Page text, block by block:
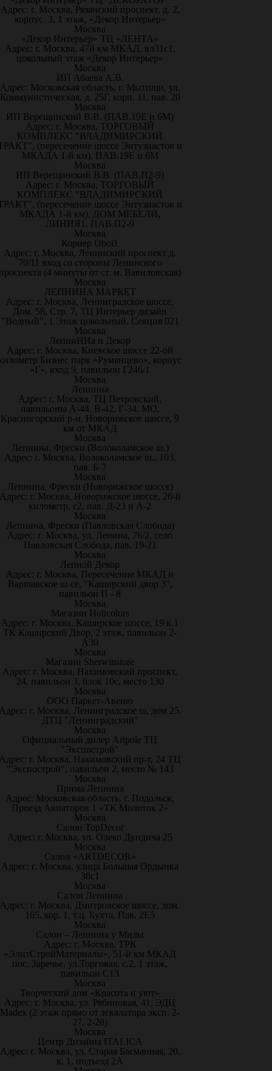
Адрес: г. Москва, Рязанский проспект, д. 2,
корпус. 3, 1 этаж, «Декор Интерьер»
Москва
«Декор Интерьер» ТЦ «ЛЕНТА»
Адрес: г. Москва, 47й км МКАД, вл31с1,
цокольный этаж «Декор Интерьер»
Москва
ИП Абаева А.В.
Адрес: Московская область, г. Мытищи, ул.
Коммунистическая, д. 25Г, корп. 11, пав. 20
Москва
ИП Верещинский В.В. (ПАВ.19Е и 6М)
Адрес: г. Москва, ТОРГОВЫЙ
КОМПЛЕКС "ВЛАДИМИРСКИЙ
(пересечение шоссе Энтузиастов и
МКАДА 1-й км), ПАВ.19Е и 6М
Москва
ИП Верещинский В.В. (ПАВ.П2-9)
Адрес: г. Москва, ТОРГОВЫЙ
КОМПЛЕКС "ВЛАДИМИРСКИЙ
(пересечение шоссе Энтузиастов и
МКАДА 1-й км), ДОМ МЕБЕЛИ,
ЛИНИЯ1, ПАВ.П2-9
Москва
Корнер Oboi1
Адрес: г. Москва, Ленинский проспект д.
70/11 вход со стороны Ленинского
(4 минуты от ст. м. Вавиловская)
Москва
ЛЕПНИНА МАРКЕТ
Адрес: г. Москва, Ленинградское шоссе,
Дом. 58, Стр. 7, ТЦ Интерьер дизайн
"Водный", 1 Этаж цокольный, Секция 021
Москва
ЛепниННа и Декор
Адрес: г. Москва, Киевское шоссе 22-ой
Бизнес парк «Румянцево», корпус
«Г», вход 9, павильон Г246/1
Москва
Лепнина
Адрес: г. Москва, ТЦ Петровский,
павильоны А-44, В-42, Г-34. МО,
Красногорский р-н, Новорижское шоссе, 9
км от МКАД
Москва
Лепнина, Фрески (Волоколамское ш.)
Адрес: г. Москва, Волоколамское ш., 103,
пав. Б-7
Москва
Лепнина, Фрески (Новорижское шоссе)
г. Москва, Новорижское шоссе, 26-й
километр, с2, пав. Д-23 и А-2
Москва
Лепнина, Фрески (Павловская Слобода)
Адрес: г. Москва, ул. Ленина, 76/2, село
Павловская Слобода, пав. 19-21
Москва
Лепной Декор
Адрес: г. Москва, Пересечение МКАД и
Варшавское ш-се, "Каширский двор 3",
павильон П - 8
Москва
Магазин Holicolors
Адрес: г. Москва, Каширское шоссе, 19 к.1
ТК Каширский Двор, 2 этаж, павильон 2-
А30
Москва
Магазин Sherwinstore
Адрес: г. Москва, Нахимовский проспект,
24, павильон 3, блок 10с, место 130
Москва
ООО Паркет-Авeню
г. Москва, Ленинградское ш, дом 25.
ДТЦ "Ленинградский"
Москва
Официальный дилер Artpole ТЦ
"Экспострой"
г. Москва, Нахимовский пр-т, 24 ТЦ
"Экспострой", павильон 2, место № 143
Москва
Прима Лепнина
Адрес: Московская область, г. Подольск,
Проезд Авиаторов 1 «ТК Молоток 2»
Москва
Салон TopDecor
Адрес: г. Москва, ул. Олеко Дундича 25
Москва
Салон «ARTDECOR»
Адрес: г. Москва, улица Большая Ордынка
38с1
Москва
Салон Лепнина
Адрес: г. Москва, Дмитровское шоссе, дом.
165, кор. 1, т.ц. Бухта, Пав. 2Е5
Москва
Салон – Лепнина у Милы
Адрес: г. Москва, ТРК
«ЭлитСтройМатериалы», 51-й км МКАД
пос. Заречье, ул.Торговая, с.2, 1 этаж,
павильон С13
Москва
Творческий дом «Красота и уют»
Адрес: г. Москва, ул. Рябиновая, 41, ЭДЦ
Madex (2 этаж прямо от эскалатора эксп. 2-
27, 2-28)
Москва
Центр Дизайна ITALICA
Адрес: г. Москва, ул. Старая Басманная, 20,
к. 1, подъезд 2А